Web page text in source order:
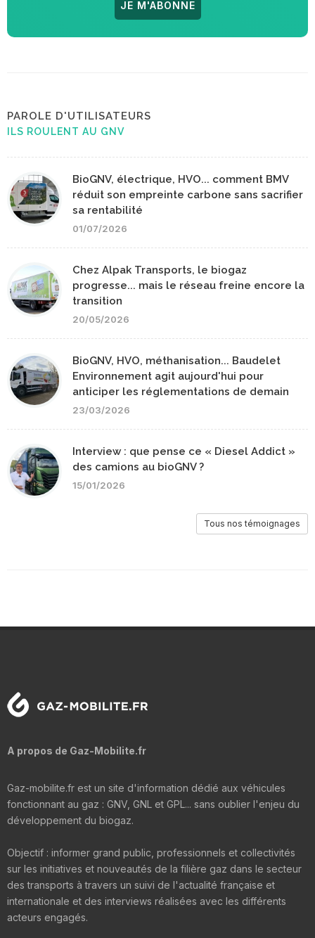
JE M'ABONNE
PAROLE D'UTILISATEURS
ILS ROULENT AU GNV
BioGNV, électrique, HVO... comment BMV
réduit son empreinte carbone sans sacrifier
sa rentabilité
01/07/2026
Chez Alpak Transports, le biogaz
progresse... mais le réseau freine encore la
transition
20/05/2026
BioGNV, HVO, méthanisation... Baudelet
Environnement agit aujourd'hui pour
anticiper les réglementations de demain
23/03/2026
Interview : que pense ce « Diesel Addict »
des camions au bioGNV ?
15/01/2026
Tous nos témoignages
A propos de Gaz-Mobilite.fr
Gaz-mobilite.fr est un site d'information dédié aux véhicules
fonctionnant au gaz : GNV, GNL et GPL... sans oublier l'enjeu du
développement du biogaz.
Objectif : informer grand public, professionnels et collectivités
sur les initiatives et nouveautés de la filière gaz dans le secteur
des transports à travers un suivi de l'actualité française et
internationale et des interviews réalisées avec les différents
acteurs engagés.